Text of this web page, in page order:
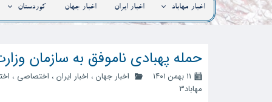
اخبار مهاباد اخبار ایران اخبار جهان کوردستان
حمله پهبادی ناموفق به سازمان
۱۱ بهمن ۱۴۰۱ اخبار جهان ، اخبار ایران ، اختصاصی ،
مهاباد۳